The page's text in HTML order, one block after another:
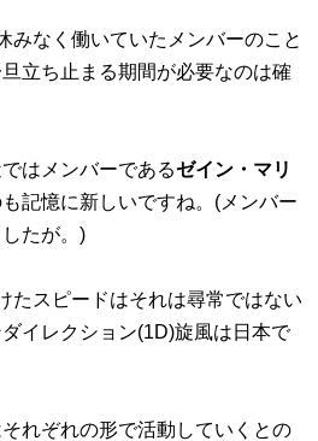
みなく働いていたメンバーのこと
立ち止まる期間が必要なのは確
はメンバーであるゼイン・マリ
記憶に新しいですね。(メンバー
たが。)
たスピードはそれは尋常ではない
イレクション(1D)旋風は日本で
れぞれの形で活動していくとの